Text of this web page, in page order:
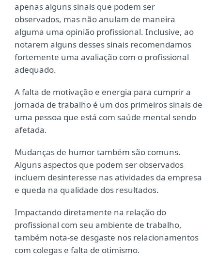
apenas alguns sinais que podem ser
observados, mas não anulam de maneira
alguma uma opinião profissional. Inclusive, ao
notarem alguns desses sinais recomendamos
fortemente uma avaliação com o profissional
adequado.
A falta de motivação e energia para cumprir a
jornada de trabalho é um dos primeiros sinais de
uma pessoa que está com saúde mental sendo
afetada.
Mudanças de humor também são comuns.
Alguns aspectos que podem ser observados
incluem desinteresse nas atividades da empresa
e queda na qualidade dos resultados.
Impactando diretamente na relação do
profissional com seu ambiente de trabalho,
também nota-se desgaste nos relacionamentos
com colegas e falta de otimismo.